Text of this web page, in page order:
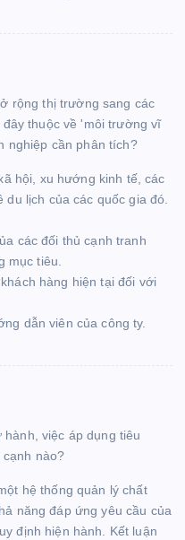
rộng thị trường sang các
thuộc về 'môi trường vĩ
nghiệp cần phân tích?
hội, xu hướng kinh tế, các
du lịch của các quốc gia đó.
các đối thủ cạnh tranh
mục tiêu.
hàng hiện tại đối với
dẫn viên của công ty.
việc áp dụng tiêu
nào?
hệ thống quản lý chất
năng đáp ứng yêu cầu của
định hiện hành. Kết luận